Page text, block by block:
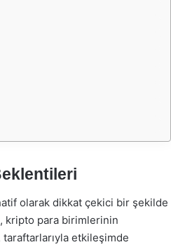
olarak dikkat çekici bir şekilde
kripto para birimlerinin
etkileşimde